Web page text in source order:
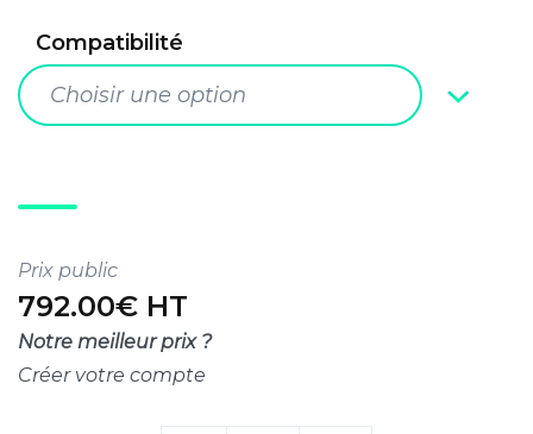
Compatibilité
Choisir une option
Prix public
792.00€ HT
Notre meilleur prix ?
Créer votre compte